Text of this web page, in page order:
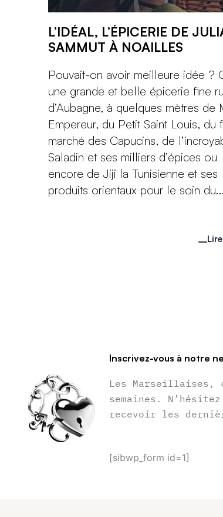
L’IDÉAL, L’ÉPICERIE DE
SAMMUT À NOAILLES
Pouvait-on avoir meilleure idée ?
une grande et belle épicerie fine
d’Aubagne, à quelques mètres de
Empereur, du Petit Saint Louis, du
marché des Capucins, de
Saladin et ses milliers d’épices ou
encore de Jiji la Tunisienne et ses
produits orientaux pour le soin du...
Inscrivez-vous à notre
Les Marseillaises,
semaines.
recevoir les
[sibwp_form id=1]